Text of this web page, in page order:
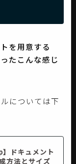
を用意する
たこんな感じ
については下
ドキュメント
方法とサイズ